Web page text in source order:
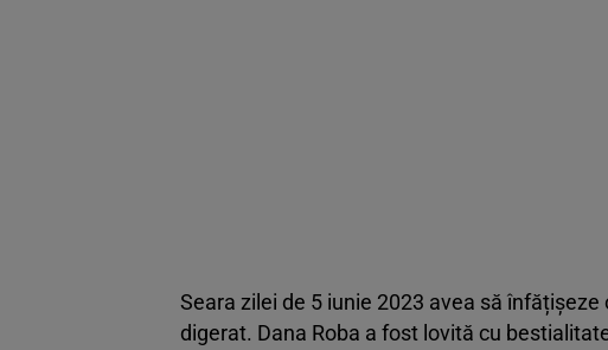
Seara zilei de 5 iunie 2023 avea să
digerat. Dana Roba a fost lovită cu